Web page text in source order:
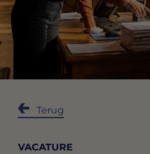
Terug
VACATURE